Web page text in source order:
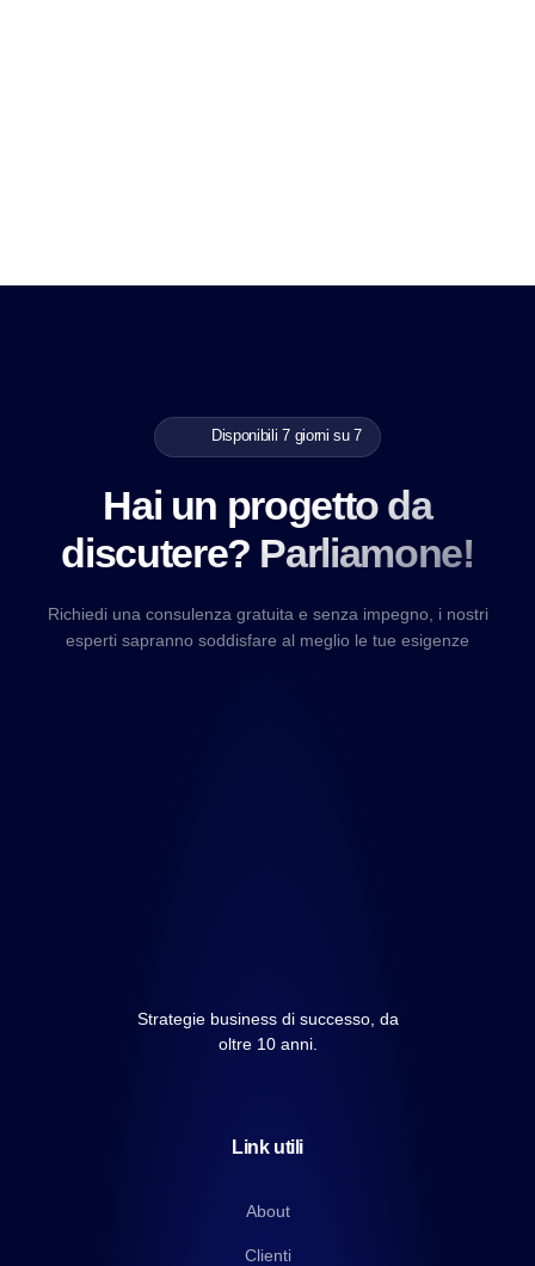
Disponibili 7 giorni su 7
Hai un progetto da
discutere? Parliamone!
Richiedi una consulenza gratuita e senza impegno, i nostri
esperti sapranno soddisfare al meglio le tue esigenze
Strategie business di successo, da
oltre 10 anni.
Link utili
About
Clienti